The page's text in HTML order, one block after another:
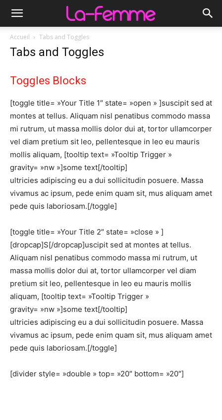
Accueil Tabs and Toggles
Tabs and Toggles
Toggles Blocks
[toggle title= »Your Title 1″ state= »open » ]suscipit sed at
montes at tellus. Aliquam nisl penatibus commodo massa
mi rutrum, ut massa mollis dolor dui at, tortor ullamcorper
vel diam pretium sit leo, pellentesque in leo eu mauris
mollis aliquam, [tooltip text= »Tooltip Trigger »
gravity= »nw »]some text[/tooltip]
ultricies adipiscing eu a dui sollicitudin posuere. Massa
vivamus ac ipsum, pede enim quam sit, mus aliquam amet
pede quis laboriosam.[/toggle]
[toggle title= »Your Title 2″ state= »close » ]
[dropcap]S[/dropcap]uscipit sed at montes at tellus.
Aliquam nisl penatibus commodo massa mi rutrum, ut
massa mollis dolor dui at, tortor ullamcorper vel diam
pretium sit leo, pellentesque in leo eu mauris mollis
aliquam, [tooltip text= »Tooltip Trigger »
gravity= »nw »]some text[/tooltip]
ultricies adipiscing eu a dui sollicitudin posuere. Massa
vivamus ac ipsum, pede enim quam sit, mus aliquam amet
pede quis laboriosam.[/toggle]
[divider style= »double » top= »20″ bottom= »20″]